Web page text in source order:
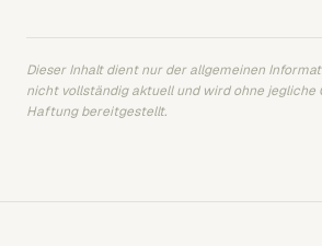
Dieser Inhalt dient nur der allgemeinen
nicht vollständig aktuell und wird ohne jegliche
Haftung bereitgestellt.